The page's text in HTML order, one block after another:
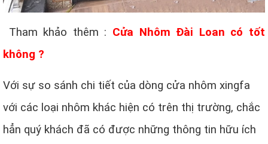
Tham khảo thêm : Cửa Nhôm Đài Loan có tốt
không ?
Với sự so sánh chi tiết của dòng cửa nhôm xingfa
với các loại nhôm khác hiện có trên thị trường, chắc
hẳn quý khách đã có được những thông tin hữu ích